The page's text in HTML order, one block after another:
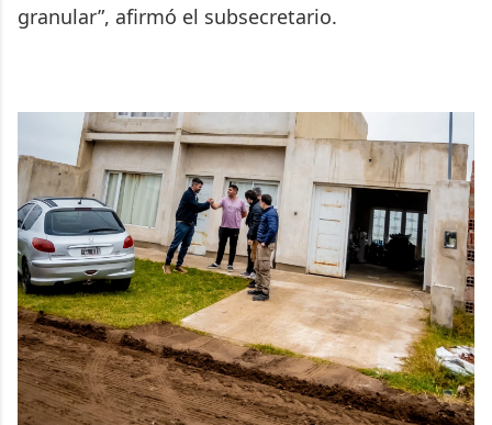
granular”, afirmó el subsecretario.